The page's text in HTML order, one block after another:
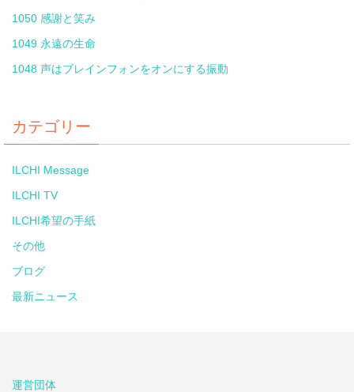
1050 感謝と笑み
1049 永遠の生命
1048 声はブレインフォンをオンにする振動
カテゴリー
ILCHI Message
ILCHI TV
ILCHI希望の手紙
その他
ブログ
最新ニュース
運営団体